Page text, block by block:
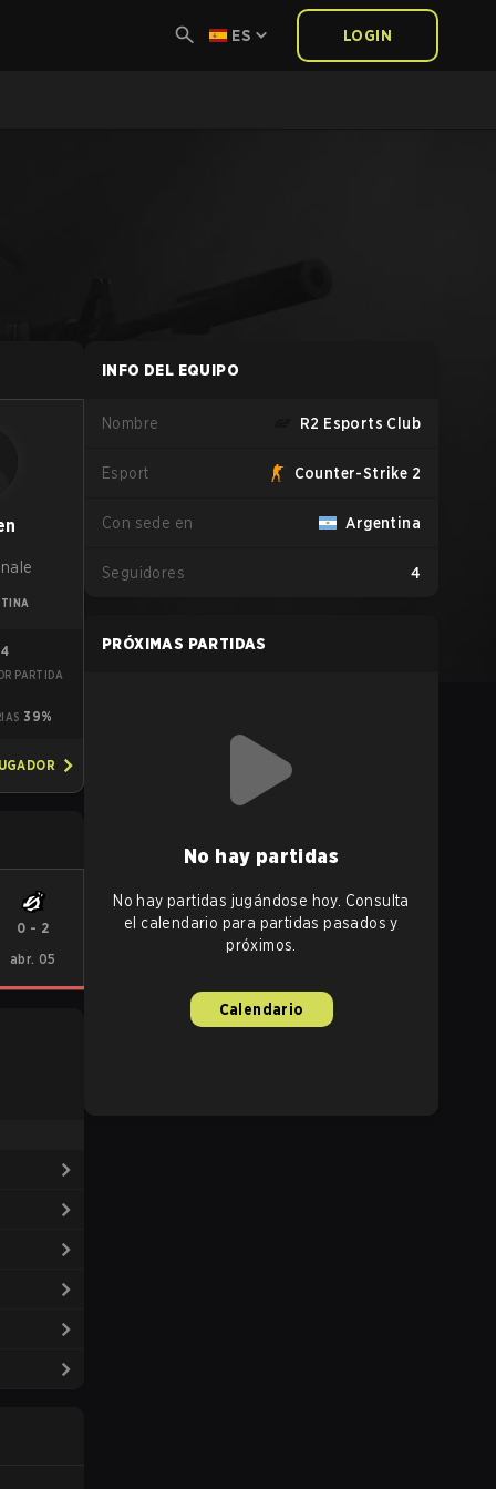
ES LOGIN
PARTIDA
39%
0 - 2
abr. 05
INFO DEL EQUIPO
Nombre R2 Esports Club
Esport Counter-Strike 2
Con sede en Argentina
Seguidores 4
PRÓXIMAS PARTIDAS
No hay partidas
No hay partidas jugándose hoy. Consulta
el calendario para partidas pasados y
próximos.
Calendario